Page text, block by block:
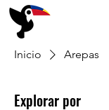
Inicio Arepas
Explorar por